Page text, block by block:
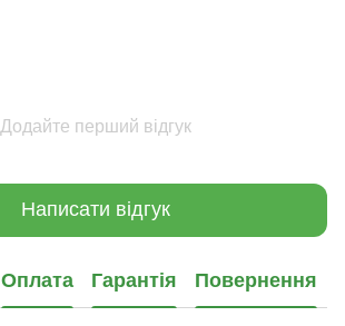
Додайте перший відгук
Написати відгук
Оплата Гарантія Повернення